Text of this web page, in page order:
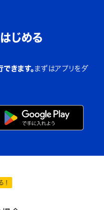
じめる
きます。 まずはアプリをダ
！